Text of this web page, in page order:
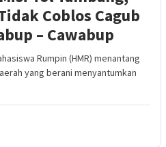
Coblos Cagub
– Cawabup
Rumpin (HMR) menantang
yang berani menyantumkan